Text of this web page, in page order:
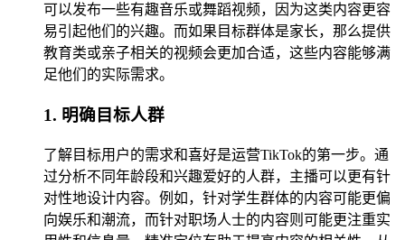
可以发布一些有趣音乐或舞蹈视频，因为这类内容更容
易引起他们的兴趣。而如果目标群体是家长，那么提供
教育类或亲子相关的视频会更加合适，这些内容能够满
足他们的实际需求。
1. 明确目标人群
了解目标用户的需求和喜好是运营TikTok的第一步。通
过分析不同年龄段和兴趣爱好的人群，主播可以更有针
对性地设计内容。例如，针对学生群体的内容可能更偏
向娱乐和潮流，而针对职场人士的内容则可能更注重实